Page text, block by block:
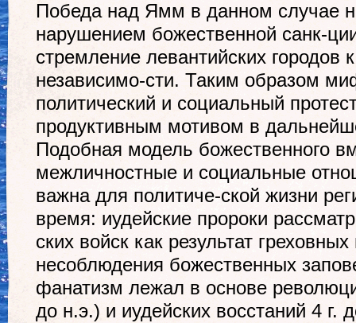
Победа над Ямм в данном случае
нарушением божественной санк-
стремление левантийских городов
независимо-сти. Таким образом
политический и социальный
продуктивным мотивом в
Подобная модель божественного
межличностные и социальные
важна для политиче-ской жизни
время: иудейские пророки
ских войск как результат
несоблюдения божественных
фанатизм лежал в основе
до н.э.) и иудейских восстаний 4 г.